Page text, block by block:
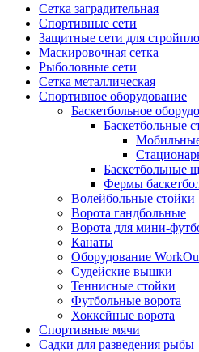
Сетка заградительная
Спортивные сети
Защитные сети для
Маскировочная сетка
Рыболовные сети
Сетка металлическая
Спортивное оборудование
Баскетбольное
Баскетбольные
Баскетбольные
Фермы
Волейбольные стойки
Ворота гандбольные
Ворота для мини-
Канаты
Оборудование
Судейские вышки
Теннисные стойки
Футбольные ворота
Хоккейные ворота
Спортивные мячи
Садки для разведения рыбы